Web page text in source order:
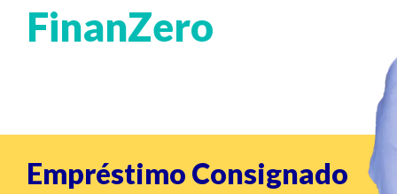
FinanZero
Empréstimo Consignado